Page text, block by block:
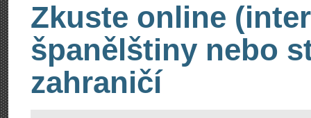
Zkuste online
španělštiny nebo
zahraničí